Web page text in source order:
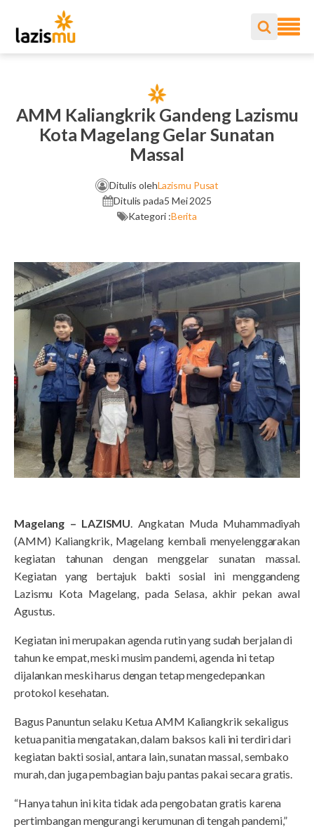
AMM Kaliangkrik Gandeng Lazismu
Kota Magelang Gelar Sunatan
Massal
Ditulis olehLazismu Pusat
Ditulis pada5 Mei 2025
Kategori :Berita
Magelang – LAZISMU . Angkatan Muda Muhammadiyah
(AMM) Kaliangkrik, Magelang kembali menyelenggarakan
kegiatan tahunan dengan menggelar sunatan massal.
Kegiatan yang bertajuk bakti sosial ini menggandeng
Lazismu Kota Magelang, pada Selasa, akhir pekan awal
Agustus.
Kegiatan ini merupakan agenda rutin yang sudah berjalan di
tahun ke empat, meski musim pandemi, agenda ini tetap
dijalankan meski harus dengan tetap mengedepankan
protokol kesehatan.
Bagus Panuntun selaku Ketua AMM Kaliangkrik sekaligus
ketua panitia mengatakan, dalam baksos kali ini terdiri dari
kegiatan bakti sosial, antara lain, sunatan massal, sembako
murah, dan juga pembagian baju pantas pakai secara gratis.
“Hanya tahun ini kita tidak ada pengobatan gratis karena
pertimbangan mengurangi kerumunan di tengah pandemi,”